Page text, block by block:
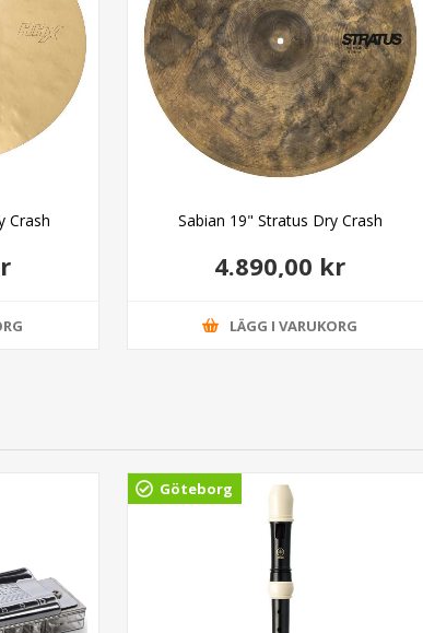
Crash Sabian 19" Stratus Dry Crash
4.890,00 kr
LÄGG I VARUKORG
Göteborg